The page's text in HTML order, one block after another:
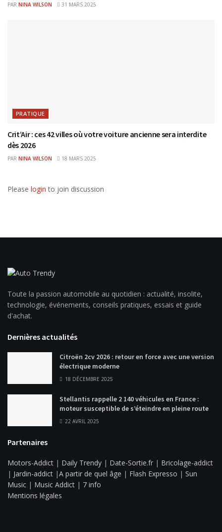
PAR NINA WILSON 31 MARS 2025
PRATIQUE
Crit’Air : ces 42 villes où votre voiture ancienne sera interdite
dès 2026
PAR NINA WILSON 18 MARS 2025
Please login to join discussion
Toute la passion automobile au quotidien : actualité, insolite,
technologie, événements, conseils pratiques, essais et guide
d'achat.
Dernières actualités
Citroën 2cv 2026 : retour en force avec une version
électrique moderne
18 DÉCEMBRE 2025
Stellantis rappelle 2 140 véhicules en France :
moteur susceptible de s’éteindre en pleine route
22 AVRIL 2025
Partenaires
Motors-Addict | Daily Trendy | Date-Sortie.fr | Bricolage-addict
| Jardin-addict |A partir de quel âge | Flash Expresso | Sun
Music | Music Addict | 7 info
Mentions légales